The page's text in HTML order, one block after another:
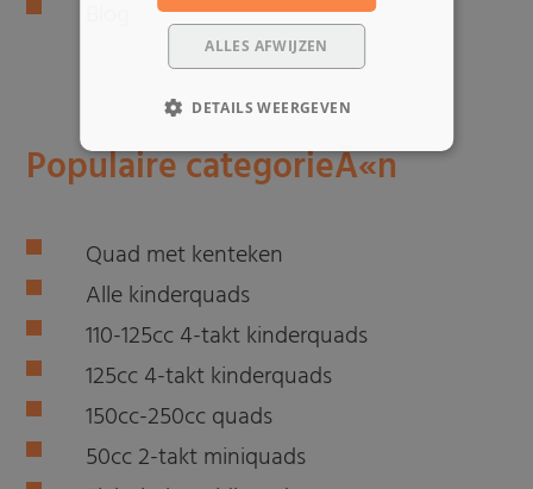
Populaire categorieÃ«n
Quad met kenteken
Alle kinderquads
110-125cc 4-takt kinderquads
125cc 4-takt kinderquads
150cc-250cc quads
50cc 2-takt miniquads
ALLES AFWIJZEN
DETAILS WEERGEVEN